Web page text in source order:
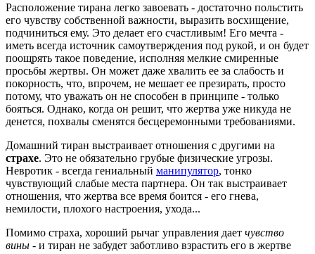
Расположение тирана легко завоевать - достаточно польстить
его чувству собственной важности, выразить восхищение,
подчиниться ему. Это делает его счастливым! Его мечта -
иметь всегда источник самоутверждения под рукой, и он будет
поощрять такое поведение, исполняя мелкие смиренные
просьбы жертвы. Он может даже хвалить ее за слабость и
покорность, что, впрочем, не мешает ее презирать, просто
потому, что уважать он не способен в принципе - только
бояться. Однако, когда он решит, что жертва уже никуда не
денется, похвалы сменятся бесцеремонными требованиями.
Домашний тиран выстраивает отношения с другими на
страхе. Это не обязательно грубые физические угрозы.
Невротик - всегда гениальный манипулятор, тонко
чувствующий слабые места партнера. Он так выстраивает
отношения, что жертва все время боится - его гнева,
немилости, плохого настроения, ухода...
Помимо страха, хороший рычаг управления дает чувство
вины - и тиран не забудет заботливо взрастить его в жертве